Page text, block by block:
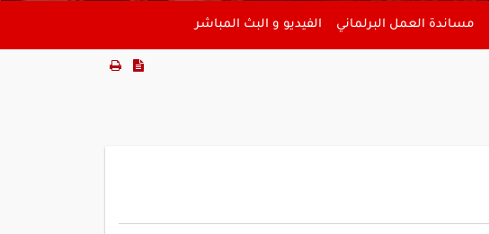
مساندة العمل البرلماني الفيديو و البث المباشر